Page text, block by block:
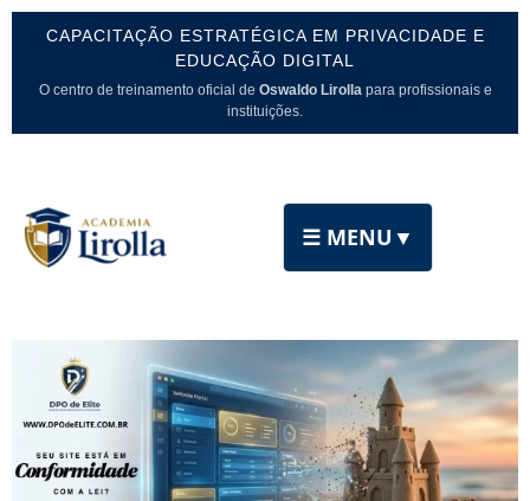
CAPACITAÇÃO ESTRATÉGICA EM PRIVACIDADE E
EDUCAÇÃO DIGITAL
O centro de treinamento oficial de Oswaldo Lirollapara profissionais e
instituições.
☰ MENU ▼